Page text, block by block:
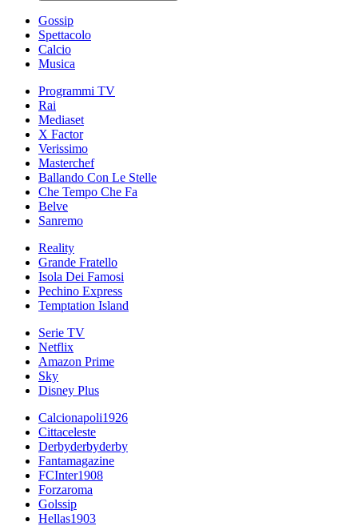
Gossip
Spettacolo
Calcio
Musica
Programmi TV
Rai
Mediaset
X Factor
Verissimo
Masterchef
Ballando Con Le Stelle
Che Tempo Che Fa
Belve
Sanremo
Reality
Grande Fratello
Isola Dei Famosi
Pechino Express
Temptation Island
Serie TV
Netflix
Amazon Prime
Sky
Disney Plus
Calcionapoli1926
Cittaceleste
Derbyderbyderby
Fantamagazine
FCInter1908
Forzaroma
Golssip
Hellas1903